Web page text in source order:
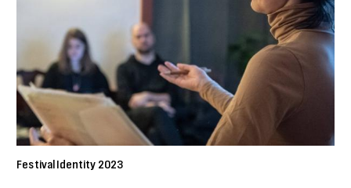
Festival Identity 2023